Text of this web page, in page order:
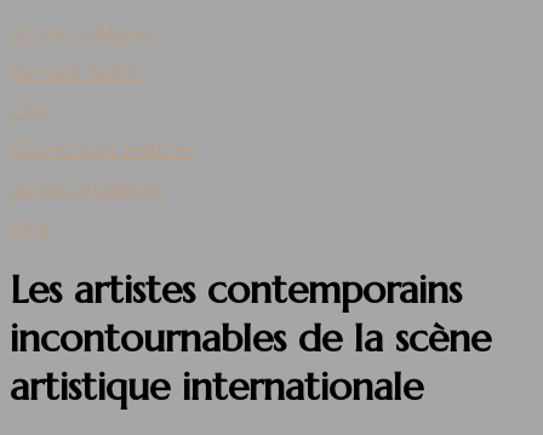
Artistes célèbres
Bernard Buffet
L’Art
Œuvres d’art célèbres
Sorties artistiques
Blog
Les artistes contemporains
incontournables de la scène
artistique internationale